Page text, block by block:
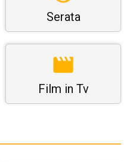
Serata
Film in Tv